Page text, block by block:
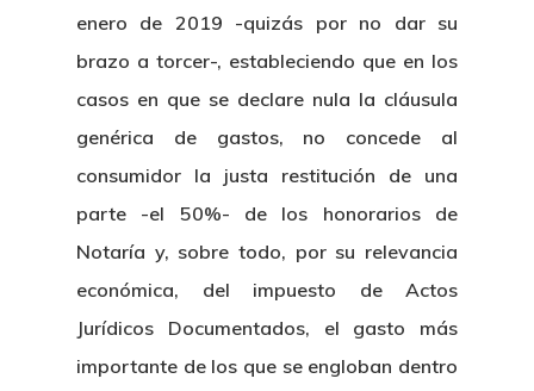
enero de 2019 -quizás por no dar su
brazo a torcer-, estableciendo que en los
casos en que se declare nula la cláusula
genérica de gastos, no concede al
consumidor la justa restitución de una
parte -el 50%- de los honorarios de
Notaría y, sobre todo, por su relevancia
económica, del impuesto de Actos
Jurídicos Documentados, el gasto más
importante de los que se engloban dentro